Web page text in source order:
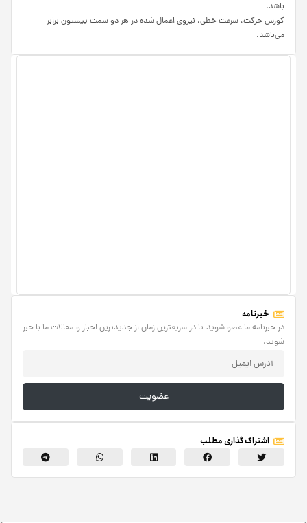
باشد.
کورس حرکت، سرعت خطی، نیروی اعمال شده در هر دو سمت پیستون برابر
می‌باشد.
خبرنامه
در خبرنامه ما عضو شوید تا در سریعترین زمان از جدیدترین اخبار و مقالات ما با خبر
شوید.
عضویت
اشتراک گذاری مطلب